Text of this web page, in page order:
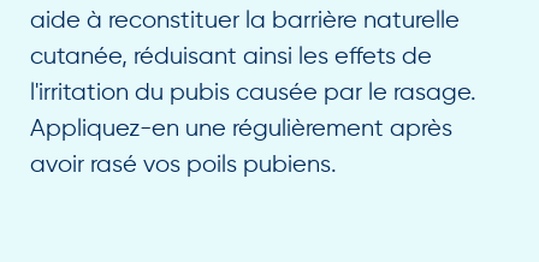
aide à reconstituer la barrière naturelle
cutanée, réduisant ainsi les effets de
l'irritation du pubis causée par le rasage.
Appliquez-en une régulièrement après
avoir rasé vos poils pubiens.